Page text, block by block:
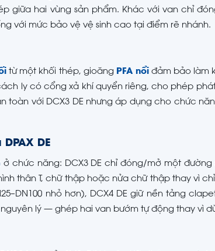
giữa hai vùng sản phẩm. Khác với van chỉ
với mức bảo vệ vệ sinh cao tại điểm rẽ nhánh.
từ một khối thép, gioăng PFA nổiđảm bảo làm
ly có cổng xả khí quyển riêng, cho phép
với DCX3 DE nhưng áp dụng cho chức
DE
ở chức năng: DCX3 DE chỉ đóng/mở một đường
thân T, chữ thập hoặc nửa chữ thập thay vì chỉ
nhỏ hơn), DCX4 DE giữ nền tảng
lý — ghép hai van bướm tự động thay vì